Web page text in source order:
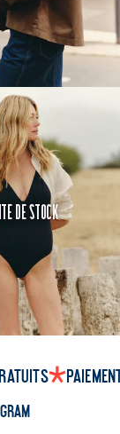
de Stock